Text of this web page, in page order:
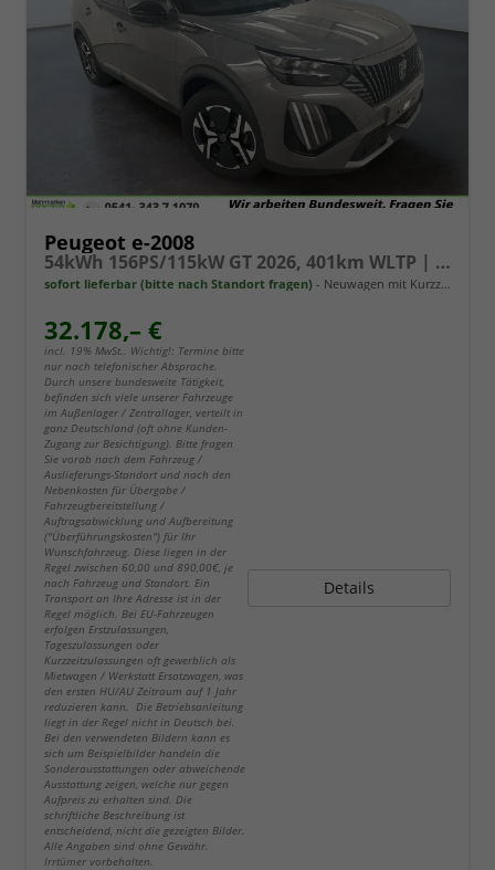
Peugeot e-2008
54kWh 156PS/115kW GT 2026, 401km WLTP | +17" ALU +360-Grad&RFK +Wärmepumpe +Adaptiver Tempomat +Apple CarPlay +SHZ +FULL-LED-Scheinwerfer +Getönte Scheiben
sofort lieferbar (bitte nach Standort fragen) Neuwagen mit Kurzzeitzulassung
32.178,– €
incl. 19% MwSt.. Wichtig!: Termine bitte
nur nach telefonischer Absprache.
Durch unsere bundesweite Tätigkeit,
befinden sich viele unserer Fahrzeuge
im Außenlager / Zentrallager, verteilt in
ganz Deutschland (oft ohne Kunden-
Zugang zur Besichtigung). Bitte fragen
Sie vorab nach dem Fahrzeug /
Auslieferungs-Standort und nach den
Nebenkosten für Übergabe /
Fahrzeugbereitstellung /
Auftragsabwicklung und Aufbereitung
("Überführungskosten") für Ihr
Wunschfahrzeug. Diese liegen in der
Regel zwischen 60,00 und 890,00€, je
nach Fahrzeug und Standort. Ein
Transport an Ihre Adresse ist in der
Regel möglich. Bei EU-Fahrzeugen
erfolgen Erstzulassungen,
Tageszulassungen oder
Kurzzeitzulassungen oft gewerblich als
Mietwagen / Werkstatt Ersatzwagen, was
den ersten HU/AU Zeitraum auf 1 Jahr
reduzieren kann. Die Betriebsanleitung
liegt in der Regel nicht in Deutsch bei.
Bei den verwendeten Bildern kann es
sich um Beispielbilder handeln die
Sonderausstattungen oder abweichende
Ausstattung zeigen, welche nur gegen
Aufpreis zu erhalten sind. Die
schriftliche Beschreibung ist
entscheidend, nicht die gezeigten Bilder.
Alle Angaben sind ohne Gewähr.
Irrtümer vorbehalten.
Details